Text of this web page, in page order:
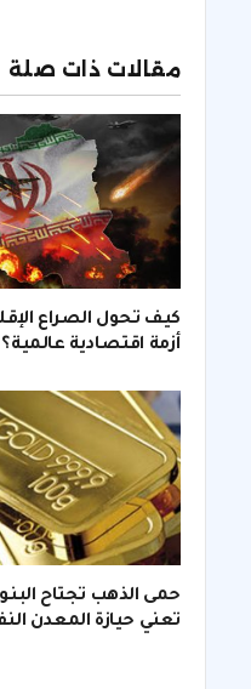
مقالات ذات صلة
كيف تحول الصراع
أزمة اقتصادية عالمية؟
حمى الذهب تجتاح
تعني حيازة المعدن